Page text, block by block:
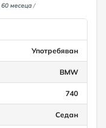
60 месеца/
Употребяван
BMW
740
Седан